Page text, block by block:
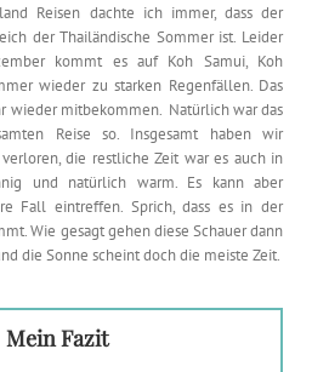
Reisen dachte ich immer, dass der
der Thailändische Sommer ist. Leider
kommt es auf Koh Samui, Koh
wieder zu starken Regenfällen. Das
wieder mitbekommen. Natürlich war das
Reise so. Insgesamt haben wir
die restliche Zeit war es auch in
und natürlich warm. Es kann aber
Fall eintreffen. Sprich, dass es in der
Wie gesagt gehen diese Schauer dann
die Sonne scheint doch die meiste Zeit.
Mein Fazit